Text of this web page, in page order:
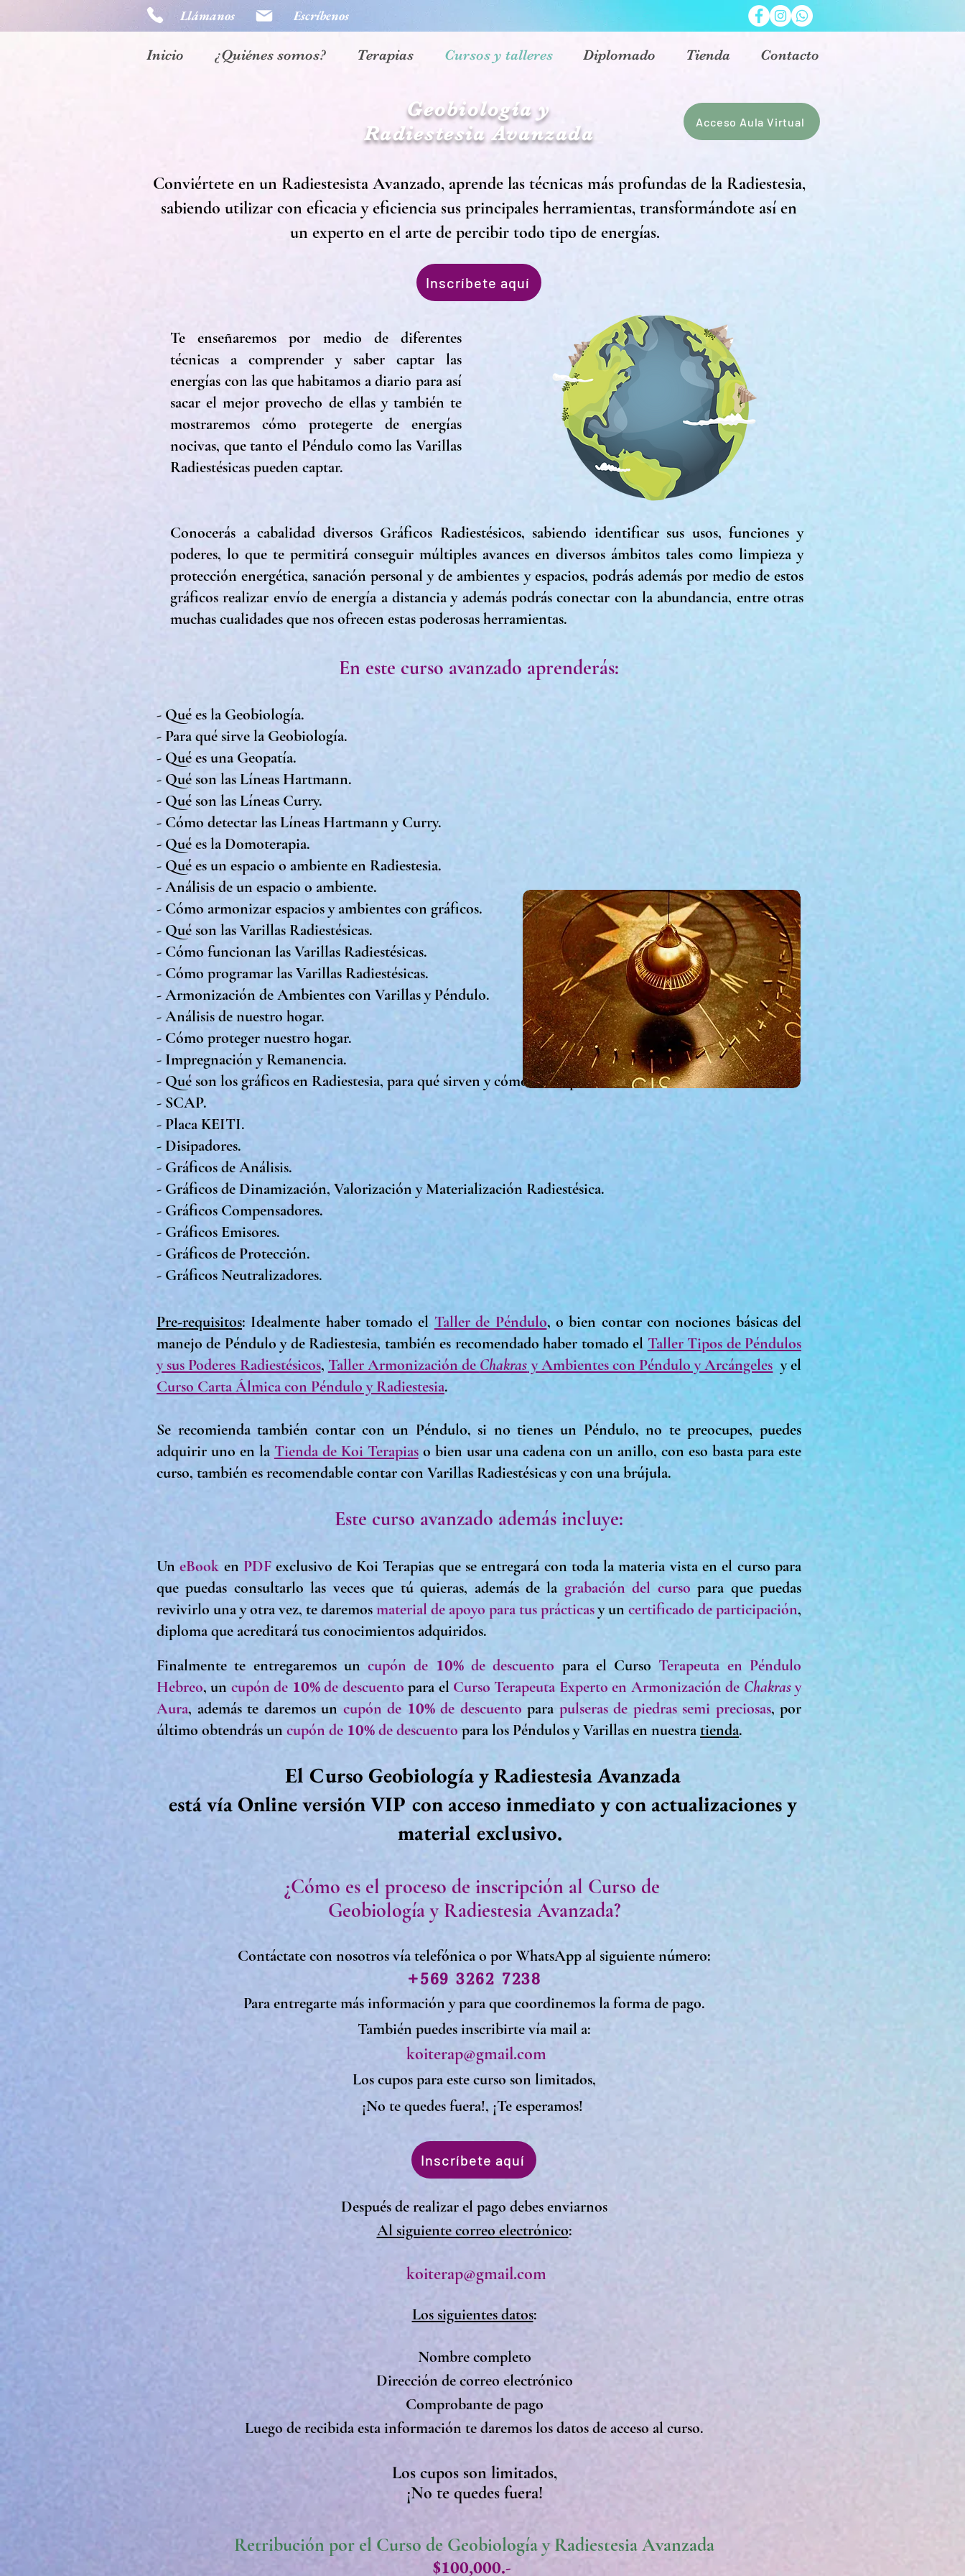
Inicio ¿Quiénes somos? Terapias Cursos y talleres Diplomado Tienda Contacto
Geobiología y
Radiestesia Avanzada
Acceso Aula Virtual
Conviértete en un Radiestesista Avanzado, aprende las técnicas más profundas de la Radiestesia,
sabiendo utilizar con eficacia y eficiencia sus principales herramientas, transformándote así en
un experto en el arte de percibir todo tipo de energías.
Inscríbete aquí
Te enseñaremos por medio de diferentes
técnicas a comprender y saber captar las
energías con las que habitamos a diario para así
sacar el mejor provecho de ellas y también te
mostraremos cómo protegerte de energías
nocivas, que tanto el Péndulo como las Varillas
Radiestésicas pueden captar.
Conocerás a cabalidad diversos Gráficos Radiestésicos, sabiendo identificar sus usos, funciones y
poderes, lo que te permitirá conseguir múltiples avances en diversos ámbitos tales como limpieza y
protección energética, sanación personal y de ambientes y espacios, podrás además por medio de estos
gráficos realizar envío de energía a distancia y además podrás conectar con la abundancia, entre otras
muchas cualidades que nos ofrecen estas poderosas herramientas.
En este curso avanzado aprenderás:
- Qué es la Geobiología.
- Para qué sirve la Geobiología.
- Qué es una Geopatía.
- Qué son las Líneas Hartmann.
- Qué son las Líneas Curry.
- Cómo detectar las Líneas Hartmann y Curry.
- Qué es la Domoterapia.
- Qué es un espacio o ambiente en Radiestesia.
- Análisis de un espacio o ambiente.
- Cómo armonizar espacios y ambientes con gráficos.
- Qué son las Varillas Radiestésicas.
- Cómo funcionan las Varillas Radiestésicas.
- Cómo programar las Varillas Radiestésicas.
- Armonización de Ambientes con Varillas y Péndulo.
- Análisis de nuestro hogar.
- Cómo proteger nuestro hogar.
- Impregnación y Remanencia.
- Qué son los gráficos en Radiestesia, para qué sirven y cómo se ocupan.
- SCAP.
- Placa KEITI.
- Disipadores.
- Gráficos de Análisis.
- Gráficos de Dinamización, Valorización y Materialización Radiestésica.
- Gráficos Compensadores.
- Gráficos Emisores.
- Gráficos de Protección.
- Gráficos Neutralizadores.
Pre-requisitos: Idealmente haber tomado el Taller de Péndulo, o bien contar con nociones básicas del
manejo de Péndulo y de Radiestesia, también es recomendado haber tomado el Taller Tipos de Péndulos
y sus Poderes Radiestésicos, Taller Armonización de Chakrasy Ambientes con Péndulo y Arcángeles y el
Curso Carta Álmica con Péndulo y Radiestesia.
Se recomienda también contar con un Péndulo, si no tienes un Péndulo, no te preocupes, puedes
adquirir uno en la Tienda de Koi Terapiaso bien usar una cadena con un anillo, con eso basta para este
curso, también es recomendable contar con Varillas Radiestésicas y con una brújula.
Este curso avanzado además incluye:
UneBook en PDFexclusivo de Koi Terapias que se entregará con toda la materia vista en el curso para
que puedas consultarlo las veces que tú quieras, además delagrabación del curso para que puedas
revivirlo una y otra vez, te daremosmaterial de apoyo para tus prácticasy un certificado de participación,
diploma que acreditará tus conocimientos adquiridos.
Finalmente te entregaremos un cupón de 10% de descuento para el Curso Terapeuta en Péndulo
Hebreo, un cupón de 10% de descuentopara el Curso Terapeuta Experto en Armonización de Chakrasy
Aura, además te daremos un cupón de 10%de descuento parapulseras de piedras semi preciosas, por
último obtendrás un cupón de 10%de descuento para los Péndulos y Varillas en nuestratienda.
El Curso Geobiología y Radiestesia Avanzada
está vía Online versión VIP con acceso inmediato y con actualizaciones y
material exclusivo.
¿Cómo es el proceso de inscripción al Curso de
Geobiología y Radiestesia Avanzada?
Contáctatecon nosotrosvía telefónica o por WhatsApp al siguiente número:
+569 3262 7238
Para entregarte más información y para que coordinemos la forma de pago.
También puedes inscribirte vía mail a:
koiterap@gmail.com
Los cupos para este curso son limitados,
¡No te quedes fuera!, ¡Te esperamos!
Después de realizar el pago debes enviarnos
Al siguiente correo electrónico:
koiterap@gmail.com
Los siguientes datos:
Nombre completo
Dirección de correo electrónico
Comprobante de pago
Luego de recibida esta información te daremos los datos de acceso al curso.
Los cupos son limitados,
¡No te quedes fuera!
Inscríbete aquí
Retribución por el Curso de Geobiología y Radiestesia Avanzada
$100,000.-
Llámanos Escríbenos